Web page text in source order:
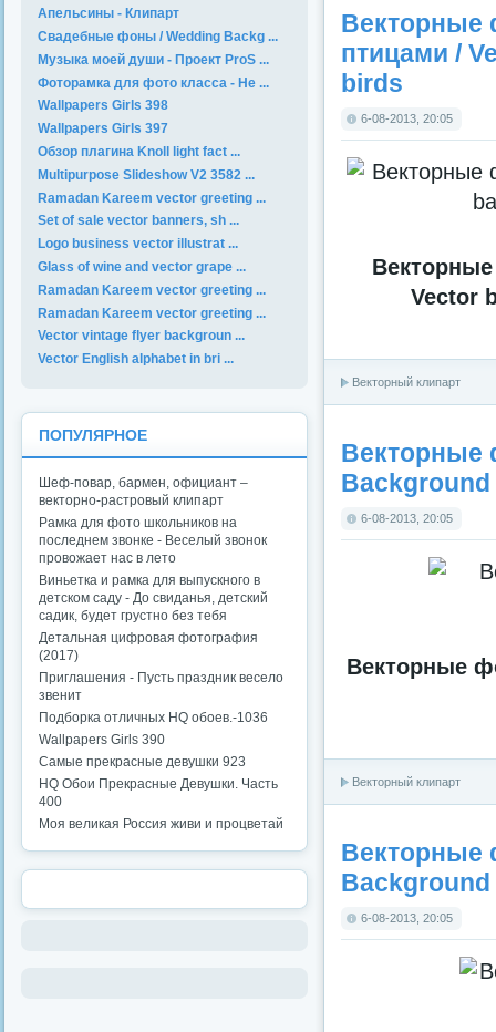
Векторные
птицами /
birds
6-08-2013, 20:05
Vector
Векторный клипарт
Векторные
6-08-2013, 20:05
Векторные
Векторный клипарт
Векторные
6-08-2013, 20:05
Апельсины - Клипарт
Свадебные фоны / Wedding Backg ...
Музыка моей души - Проект ProS ...
Фоторамка для фото класса - Не ...
Wallpapers Girls 398
Wallpapers Girls 397
Обзор плагина Knoll light fact ...
Multipurpose Slideshow V2 3582 ...
Ramadan Kareem vector greeting ...
Set of sale vector banners, sh ...
Logo business vector illustrat ...
Glass of wine and vector grape ...
Ramadan Kareem vector greeting ...
Ramadan Kareem vector greeting ...
Vector vintage flyer backgroun ...
Vector English alphabet in bri ...
ПОПУЛЯРНОЕ
Шеф-повар, бармен, официант –
векторно-растровый клипарт
Рамка для фото школьников на
последнем звонке - Веселый звонок
провожает нас в лето
Виньетка и рамка для выпускного в
детском саду - До свиданья, детский
садик, будет грустно без тебя
Детальная цифровая фотография
(2017)
Приглашения - Пусть праздник весело
звенит
Подборка отличных HQ обоев.-1036
Wallpapers Girls 390
Самые прекрасные девушки 923
HQ Обои Прекрасные Девушки. Часть
400
Моя великая Россия живи и процветай